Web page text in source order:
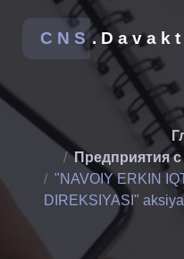
CNS
Предприятия с
"NAVOIY ERKIN
DIREKSIYASI"